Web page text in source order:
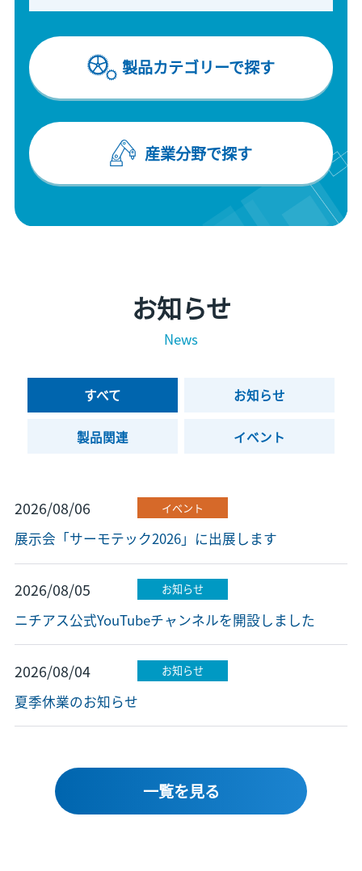
製品カテゴリーで探す
産業分野で探す
お知らせ
News
すべて お知らせ
製品関連 イベント
2026/08/06 イベント
展示会「サーモテック2026」に出展します
2026/08/05 お知らせ
ニチアス公式YouTubeチャンネルを開設しました
2026/08/04 お知らせ
夏季休業のお知らせ
一覧を見る